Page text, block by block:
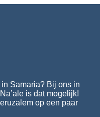
Samaria? Bij ons in
is dat mogelijk!
op een paar